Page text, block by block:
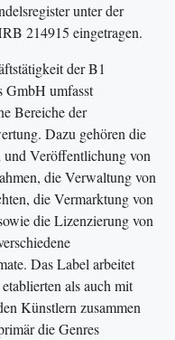
unter der
214915 eingetragen.
der B1
GmbH umfasst
Bereiche der
Dazu gehören die
Veröffentlichung von
die Verwaltung von
die Vermarktung von
die Lizenzierung von
Das Label arbeitet
als auch mit
Künstlern zusammen
die Genres